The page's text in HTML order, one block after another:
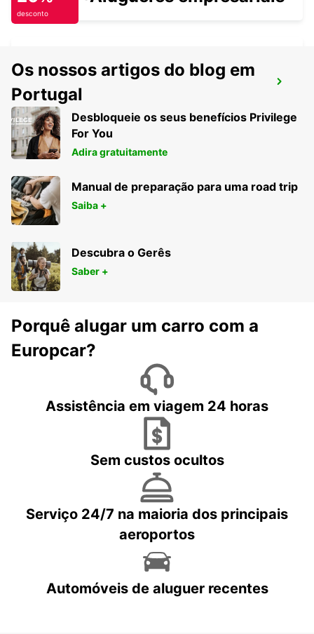
TERMINAL DE FERRY DE CHERBOURG
TOURLAVILLE - FRANCE
desconto
Os nossos artigos do blog em
Portugal
Desbloqueie os seus benefícios Privilege
For You
Adira gratuitamente
Manual de preparação para uma road trip
Saiba +
Descubra o Gerês
Saber +
Porquê alugar um carro com a
Europcar?
Assistência em viagem 24 horas
Sem custos ocultos
Serviço 24/7 na maioria dos principais
aeroportos
Automóveis de aluguer recentes